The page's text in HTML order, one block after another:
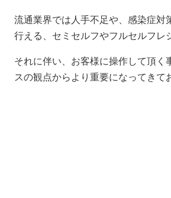
流通業界では人手不足や、感染症
行える、セミセルフやフルセルフレ
それに伴い、お客様に操作して頂
スの観点からより重要になってきて